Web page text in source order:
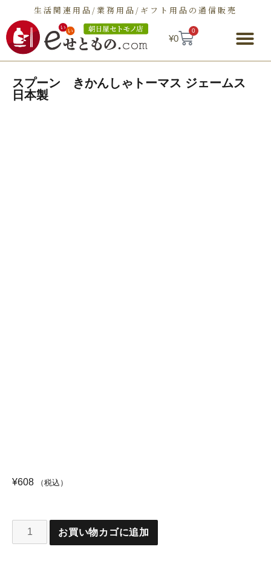
生活関連用品/業務用品/ギフト用品の通信販売
¥0
0
スプーン きかんしゃトーマス ジェームス
日本製
¥608 （税込）
お買い物カゴに追加